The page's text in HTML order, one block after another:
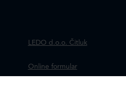
LEDO d.o.o. Čitluk
Online formular